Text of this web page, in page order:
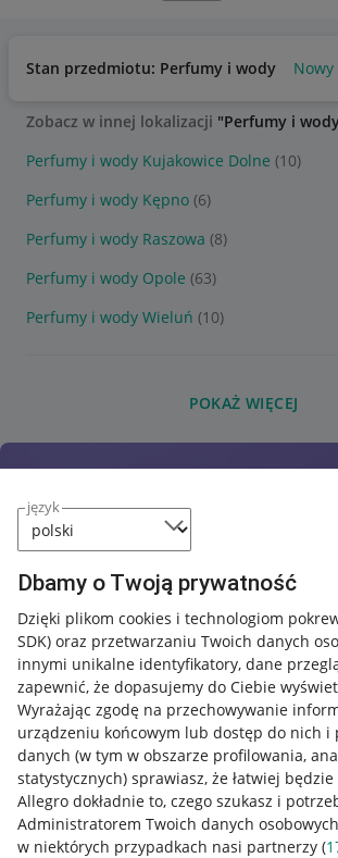
język
Dbamy o Twoją prywatność
Dzięki plikom cookies i technologiom
SDK) oraz przetwarzaniu Twoich danych
innymi unikalne identyfikatory, dane
zapewnić, że dopasujemy do Ciebie
Wyrażając zgodę na przechowywanie
urządzeniu końcowym lub dostęp do nich i
danych (w tym w obszarze profilowania,
statystycznych) sprawiasz, że łatwiej
Allegro dokładnie to, czego szukasz i
Administratorem Twoich danych
w niektórych przypadkach nasi partnerzy (
Stan przedmiotu: Perfumy i wody Nowy
Zobacz w innej lokalizacji "Perfumy i
Perfumy i wody Kujakowice Dolne (10)
Perfumy i wody Kępno (6)
Perfumy i wody Raszowa (8)
Perfumy i wody Opole (63)
Perfumy i wody Wieluń (10)
POKAŻ WIĘCEJ